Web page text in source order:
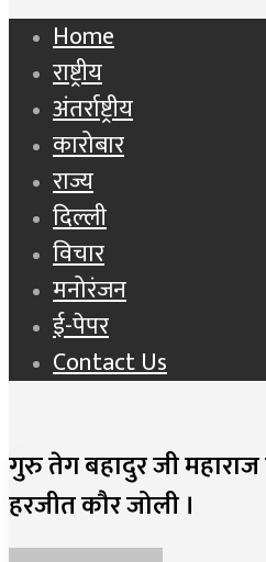
for
Home
राष्ट्रीय
अंतर्राष्ट्रीय
कारोबार
राज्य
दिल्ली
विचार
मनोरंजन
ई-पेपर
Contact Us
गुरु तेग बहादुर जी महाराज
हरजीत कौर जोली ।